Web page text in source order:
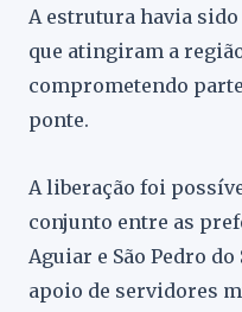
A estrutura havia
que atingiram a
comprometendo
ponte.
A liberação foi
conjunto entre as
Aguiar e São Pedro
apoio de servidores